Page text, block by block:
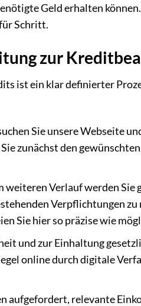
Geld erhalten
Schritt.
zur
ist ein klar definierter
Sie unsere Webseite
zunächst den
weiteren Verlauf werden Sie
Verpflichtungen
Sie hier so präzise wie
und zur Einhaltung
online durch digitale
aufgefordert, relevante